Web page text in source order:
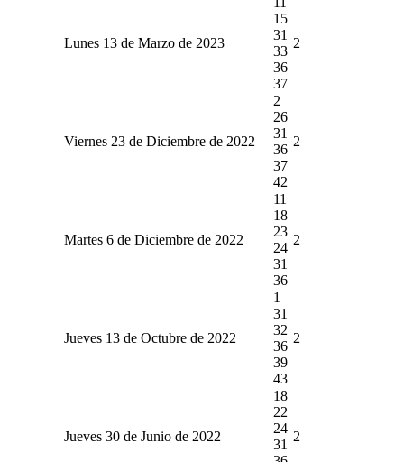
Lunes 13 de Marzo de 2023
15
31
33
36
37
2
Viernes 23 de Diciembre de 2022
2
26
31
36
37
42
2
Martes 6 de Diciembre de 2022
11
18
23
24
31
36
2
Jueves 13 de Octubre de 2022
1
31
32
36
39
43
2
Jueves 30 de Junio de 2022
18
22
24
31
2